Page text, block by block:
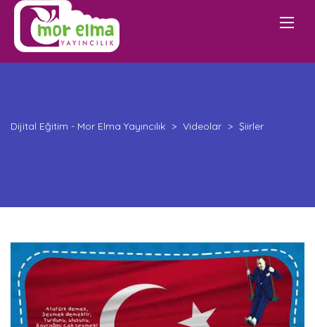
Dijital Eğitim - Mor Elma Yayıncılık > Videolar > Şiirler